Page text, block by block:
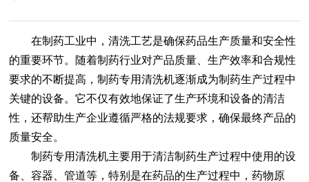
在制药工业中，清洗工艺是确保药品生产质量和安全性
的重要环节。随着制药行业对产品质量、生产效率和合规性
要求的不断提高，制药专用清洗机逐渐成为制药生产过程中
关键的设备。它不仅有效地保证了生产环境和设备的清洁
性，还帮助生产企业遵循严格的法规要求，确保最终产品的
质量安全。
制药专用清洗机主要用于清洁制药生产过程中使用的设
备、容器、管道等，特别是在药品的生产过程中，药物原